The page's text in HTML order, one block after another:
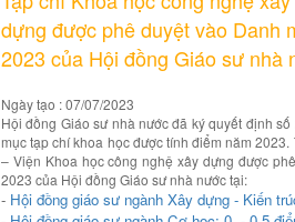
dựng được phê duyệt vào Danh
2023 của Hội đồng Giáo sư nhà
Ngày tạo : 07/07/2023
Hội đồng Giáo sư nhà nước đã ký quyết định
mục tạp chí khoa học được tính điểm năm
– Viện Khoa học công nghệ xây dựng được
2023 của Hội đồng Giáo sư nhà nước tại:
- Hội đồng giáo sư ngành Xây dựng - Kiến